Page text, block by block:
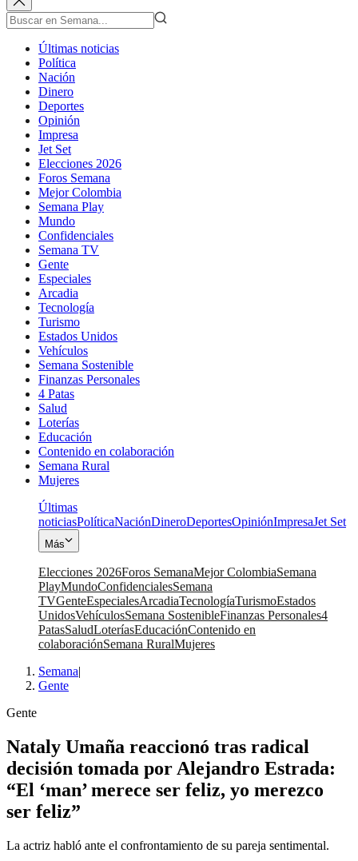
Últimas noticias
Política
Nación
Dinero
Deportes
Opinión
Impresa
Jet Set
Elecciones 2026
Foros Semana
Mejor Colombia
Semana Play
Mundo
Confidenciales
Semana TV
Gente
Especiales
Arcadia
Tecnología
Turismo
Estados Unidos
Vehículos
Semana Sostenible
Finanzas Personales
4 Patas
Salud
Loterías
Educación
Contenido en colaboración
Semana Rural
Mujeres
Últimas
noticiasPolíticaNaciónDineroDeportesOpiniónImpresaJet Set
Más
Elecciones 2026Foros SemanaMejor ColombiaSemana
PlayMundoConfidencialesSemana
TVGenteEspecialesArcadiaTecnologíaTurismoEstados
UnidosVehículosSemana SostenibleFinanzas Personales4
PatasSaludLoteríasEducaciónContenido en
colaboraciónSemana RuralMujeres
Semana|
Gente
Gente
Nataly Umaña reaccionó tras radical
decisión tomada por Alejandro Estrada:
“El ‘man’ merece ser feliz, yo merezco
ser feliz”
La actriz habló ante el confrontamiento de su pareja sentimental.